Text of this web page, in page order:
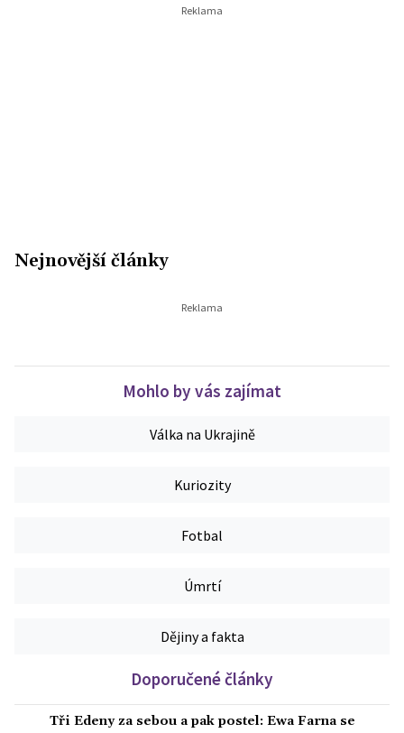
Nejnovější články
Mohlo by vás zajímat
Válka na Ukrajině
Kuriozity
Fotbal
Úmrtí
Dějiny a fakta
Doporučené články
Tři Edeny za sebou a pak postel: Ewa Farna se